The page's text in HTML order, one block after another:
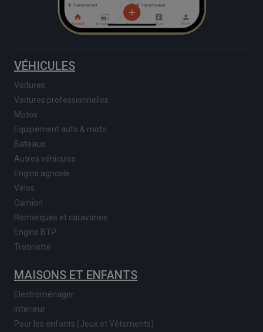
VÉHICULES
Voitures
Voitures professionnelles
Motos
Equipement auto & moto
Bateaux
Autres véhicules
Engins agricole
Vélos
Camion
Remorques et caravanes
Engins BTP
Trotinette
MAISONS ET ENFANTS
Electroménager
Intérieur
Pour les enfants (Jeux et Vêtements)